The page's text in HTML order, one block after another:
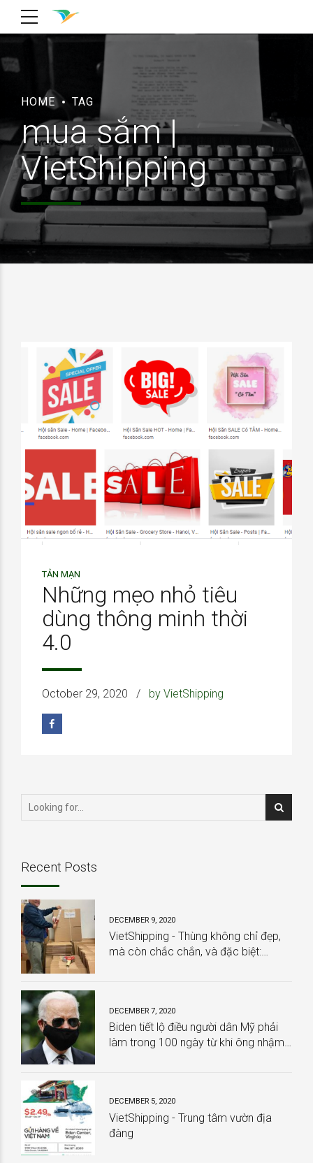
HOME TAG
mua sắm |
VietShipping
TẢN MẠN
Những mẹo nhỏ tiêu
dùng thông minh thời
4.0
October 29, 2020 by VietShipping
Recent Posts
DECEMBER 9, 2020
VietShipping - Thùng không chỉ đẹp,
mà còn chắc chắn, và đặc biệt:
DECEMBER 7, 2020
Biden tiết lộ điều người dân Mỹ phải
làm trong 100 ngày từ khi ông nhậm
DECEMBER 5, 2020
VietShipping - Trung tâm vườn địa
đàng